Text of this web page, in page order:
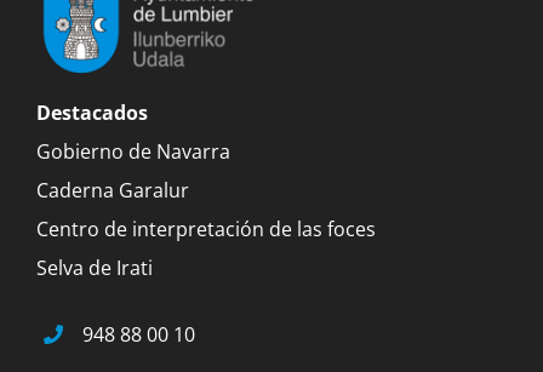
Destacados
Gobierno de Navarra
Caderna Garalur
Centro de interpretación de las foces
Selva de Irati
948 88 00 10